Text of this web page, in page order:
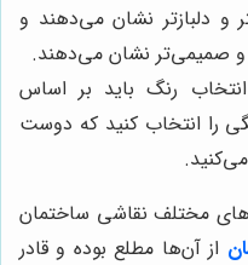
و دلبازتر نشان می‌دهند و
و صمیمی‌تر نشان می‌دهند.
رنگ باید بر اساس
را انتخاب کنید که دوست
مختلف نقاشی ساختمان
از آن‌ها مطلع بوده و قادر